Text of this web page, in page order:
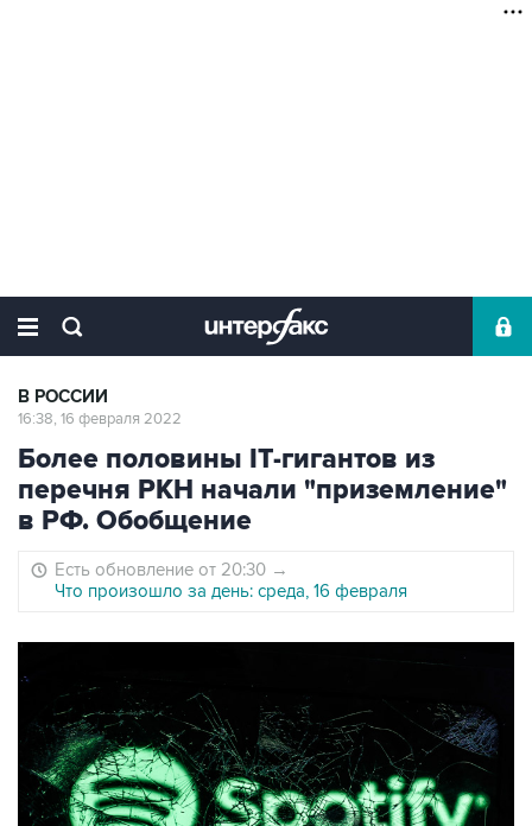
В РОССИИ
16:38, 16 февраля 2022
Более половины IT-гигантов из
перечня РКН начали "приземление"
в РФ. Обобщение
Есть обновление от 20:30 →
Что произошло за день: среда, 16 февраля